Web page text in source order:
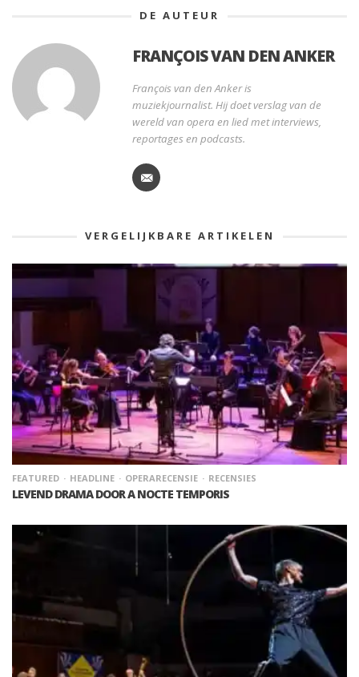
DE AUTEUR
FRANÇOIS VAN DEN ANKER
François van den Anker is
muziekjournalist. Hij doet verslag van de
wereld van opera en lied met interviews,
reportages en podcasts.
VERGELIJKBARE ARTIKELEN
FEATURED HEADLINE OPERARECENSIE RECENSIES
LEVEND DRAMA DOOR A NOCTE TEMPORIS